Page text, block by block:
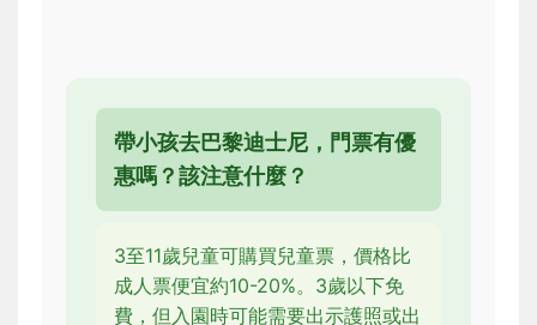
帶小孩去巴黎迪士尼，門票有優
惠嗎？該注意什麼？
3至11歲兒童可購買兒童票，價格比
成人票便宜約10-20%。3歲以下免
費，但入園時可能需要出示護照或出